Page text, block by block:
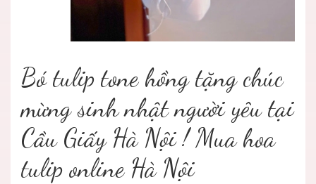
Bó tulip tone hồng tặng chúc
mừng sinh nhật người yêu tại
Cầu Giấy Hà Nội ! Mua hoa
tulip online Hà Nội